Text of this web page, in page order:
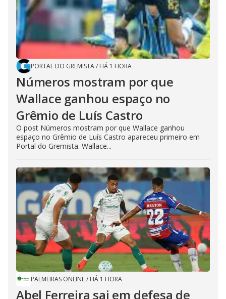
PORTAL DO GREMISTA/ HÁ 1 HORA
Números mostram por que
Wallace ganhou espaço no
Grêmio de Luís Castro
O post Números mostram por que Wallace ganhou
espaço no Grêmio de Luís Castro apareceu primeiro em
Portal do Gremista. Wallace...
PALMEIRAS ONLINE/ HÁ 1 HORA
Abel Ferreira sai em defesa de